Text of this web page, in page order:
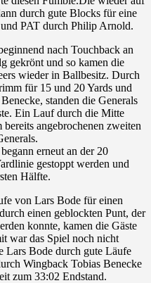
durch gute Blocks für eine
PAT durch Philip Arnold.
nach Touchback an
gekrönt und so kamen die
wieder in Ballbesitz. Durch
für 15 und 20 Yards und
standen die Generals
Ein Lauf durch die Mitte
angebrochenen zweiten
erneut an der 20
gestoppt werden und
Hälfte.
von Lars Bode für einen
einen geblockten Punt, der
konnte, kamen die Gäste
war das Spiel noch nicht
Lars Bode durch gute Läufe
Wingback Tobias Benecke
zum 33:02 Endstand.